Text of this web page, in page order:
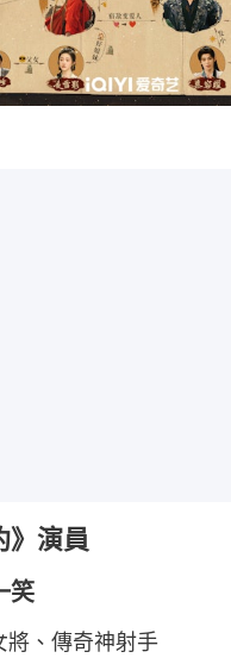
》演員
笑
將、傳奇神射手